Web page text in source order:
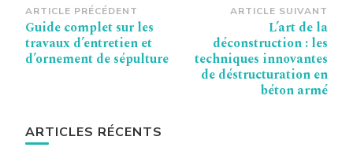
Navigation
d’article
ARTICLE PRÉCÉDENT
Guide complet sur les
travaux d’entretien et
d’ornement de sépulture
ARTICLE SUIVANT
L’art de la
déconstruction : les
techniques innovantes
de déstructuration en
béton armé
ARTICLES RÉCENTS